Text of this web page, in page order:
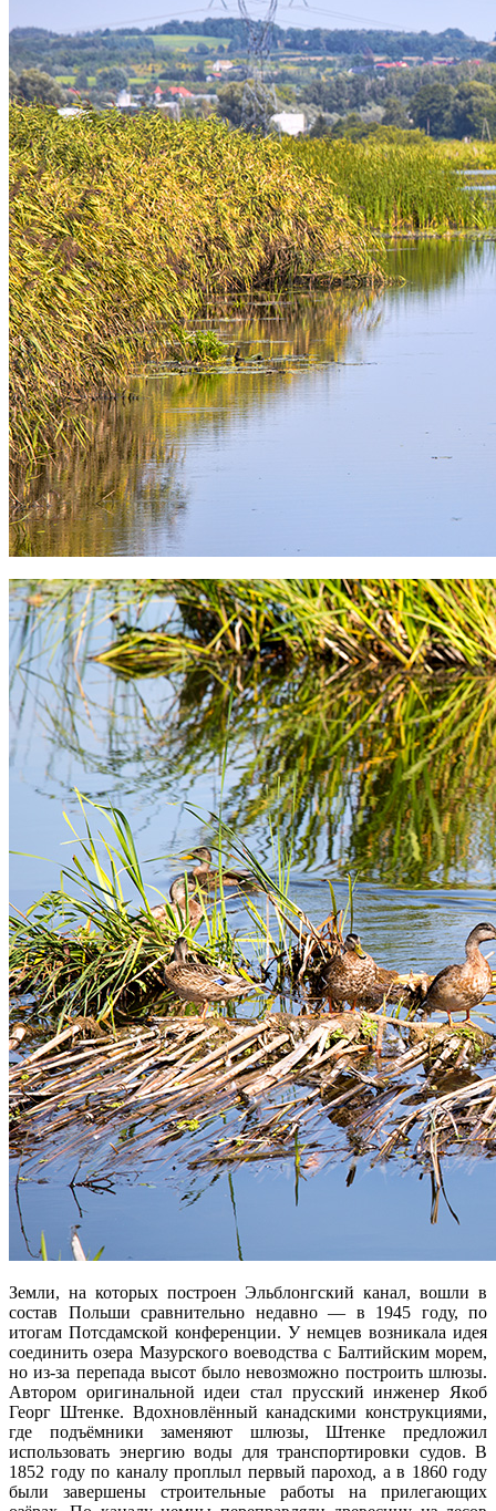
Земли, на которых построен Эльблонгский канал, вошли в
состав Польши сравнительно недавно — в 1945 году, по
итогам Потсдамской конференции. У немцев возникала идея
соединить озера Мазурского воеводства с Балтийским морем,
но из-за перепада высот было невозможно построить шлюзы.
Автором оригинальной идеи стал прусский инженер Якоб
Георг Штенке. Вдохновлённый канадскими конструкциями,
где подъёмники заменяют шлюзы, Штенке предложил
использовать энергию воды для транспортировки судов. В
1852 году по каналу проплыл первый пароход, а в 1860 году
были завершены строительные работы на прилегающих